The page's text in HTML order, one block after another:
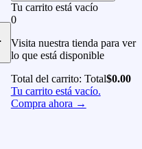
Tu carrito está vacío
0
Visita nuestra tienda para ver
lo que está disponible
Total del carrito: Total$0.00
Tu carrito está vacío.
Compra ahora →